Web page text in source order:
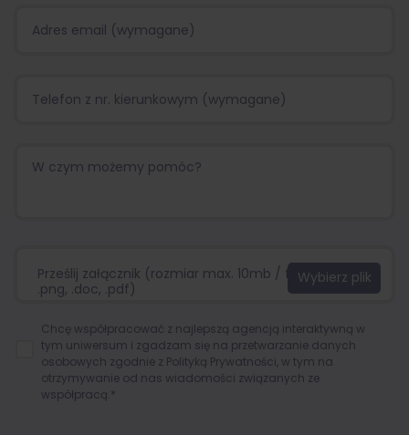
Prześlij załącznik (rozmiar max. 10mb / format:.jpg,
.png, .doc, .pdf)
Chcę współpracować z najlepszą agencją interaktywną w
tym uniwersum i zgadzam się na przetwarzanie danych
osobowych zgodnie z Polityką Prywatności , w tym na
otrzymywanie od nas wiadomości związanych ze
współpracą.*